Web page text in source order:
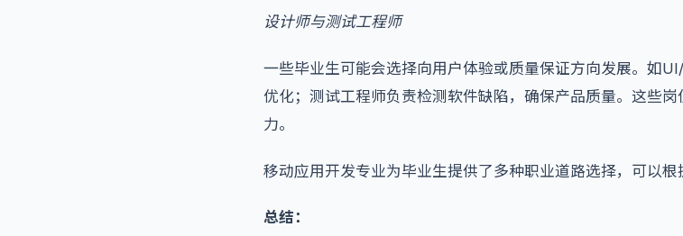
设计师与测试工程师
一些毕业生可能会选择向用户体验或质量保证方向发展。如
优化；测试工程师负责检测软件缺陷，确保产品质量。这些
力。
移动应用开发专业为毕业生提供了多种职业道路选择，可以根
总结：